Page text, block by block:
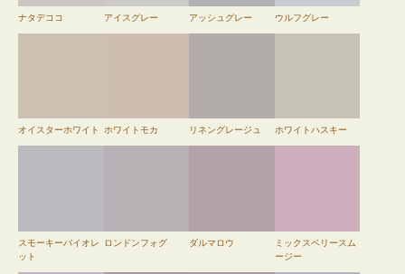
ナタデココ アイスグレー アッシュグレー ウルフグレー
オイスターホワイト ホワイトモカ リネングレージュ ホワイトハスキー
スモーキーバイオレ
ット
ロンドンフォグ ダルマロウ
ミックスベリースム
ージー